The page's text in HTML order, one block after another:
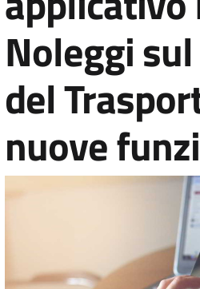
Noleggi
del
nuove